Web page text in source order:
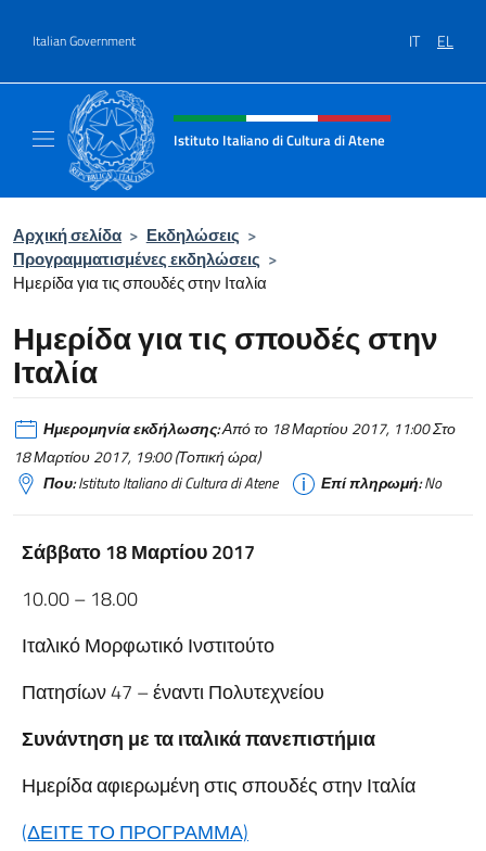
Italian Government IT EL
Header, social and menu of site
Istituto Italiano di Cultura di Atene
Αρχική σελίδα > Εκδηλώσεις >
Προγραμματισμένες εκδηλώσεις >
Ημερίδα για τις σπουδές στην Ιταλία
Ημερίδα για τις σπουδές στην
Ιταλία
Ημερομηνία εκδήλωσης:Από το 18 Μαρτίου 2017, 11:00 Στο
18 Μαρτίου 2017, 19:00 (Τοπική ώρα)
Που:Istituto Italiano di Cultura di Atene Επί πληρωμή:No
Σάββατο 18 Μαρτίου 2017
10.00 – 18.00
Ιταλικό Μορφωτικό Ινστιτούτο
Πατησίων 47 – έναντι Πολυτεχνείου
Συνάντηση με τα ιταλικά πανεπιστήμια
Ημερίδα αφιερωμένη στις σπουδές στην Ιταλία
(ΔΕΙΤΕ ΤΟ ΠΡΟΓΡΑΜΜΑ)